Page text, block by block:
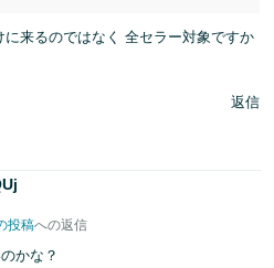
来るのではなく 全セラー対象ですか
返信
投稿への返信
かな？